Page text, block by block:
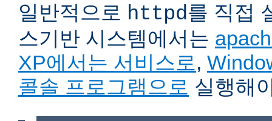
일반적으로 httpd를 직접
스기반 시스템에서는
XP에서는 서비스로 ,
콜솔 프로그램으로 실행해